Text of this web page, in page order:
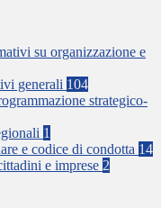
su organizzazione e
generali 104
strategico-
1
e codice di condotta 14
e imprese 2